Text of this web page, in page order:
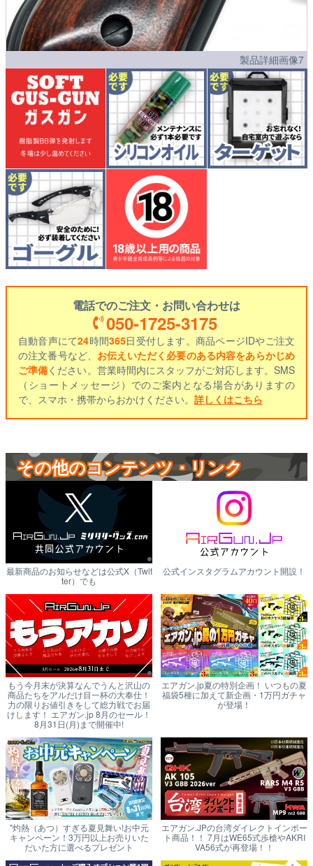
製品詳細画像7
電話でのご注文・お問い合わせは
050-1725-3175
自動音声にて24時間365日受付します。商品ページIDやご注文
の注文番号など、 お伝えいただく必要のある内容をあらかじめ
ご準備ください。営業時間内にスタッフがご対応します。SMS
（ショートメッセージ）でのご案内となる場合がありますの
で、スマホ・携帯からおかけください。 詳しくはこちら
その他のコンテンツ・リンク
最新商品のお知らせなどは公式X（Twit
ter）でも
公式インスタグラムアカウント開設！
もう今月末が決算なんでうんと沢山の
商品たちをアルだけ目一杯の大奉仕！
力の限りお値引きをして総力戦でお届
けします！ エアガン.jp 8月のセール！
8月31日(月)まで開催中!
エアガン.jp夏の特別企画！ いつもの夏
福袋5種に加えて新企画・1万円ガチャ
が登場！
"灼熱（あつ）すぎる夏見舞い!お中元
キャンペーン！3万円以上お売りいた
だいた方に選べるプレゼント
エアガン.JPの台湾ダイレクトインポー
ト商品！！ 7月はWE65式歩槍やAKRI
VA56式が再登場！！